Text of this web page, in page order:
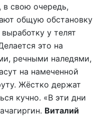
в свою очередь,
общую обстановку
у телят
это на
речными наледями,
на намеченной
Жёстко держат
кучно. «В эти дни
Виталий